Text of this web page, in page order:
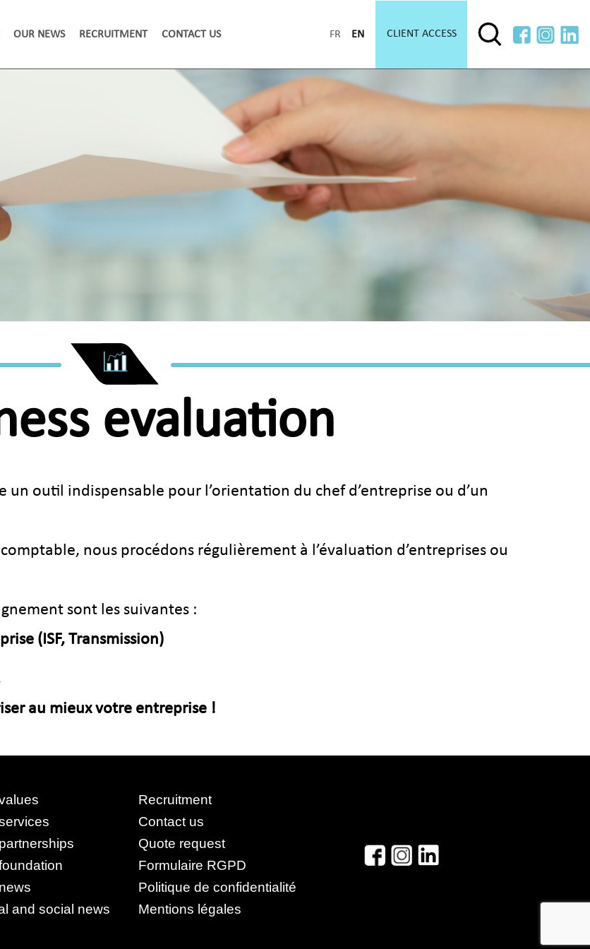
OUR NEWS RECRUITMENT CONTACT US FR EN CLIENT ACCESS
evaluation
un outil indispensable pour l’orientation du chef d’entreprise ou d’un
nous procédons régulièrement à l’évaluation d’entreprises ou
sont les suivantes :
(ISF, Transmission)
au mieux votre entreprise !
and social news
Recruitment
Contact us
Quote request
Formulaire RGPD
Politique de confidentialité
Mentions légales